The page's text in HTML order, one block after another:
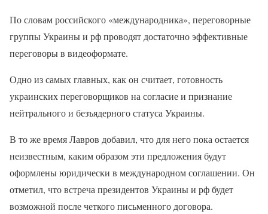
По словам российского «международника», переговорные
группы Украины и рф проводят достаточно эффективные
переговоры в видеоформате.
Одно из самых главных, как он считает, готовность
украинских переговорщиков на согласие и признание
нейтрального и безъядерного статуса Украины.
В то же время Лавров добавил, что для него пока остается
неизвестным, каким образом эти предложения будут
оформлены юридически в международном соглашении. Он
отметил, что встреча президентов Украины и рф будет
возможной после четкого письменного договора.